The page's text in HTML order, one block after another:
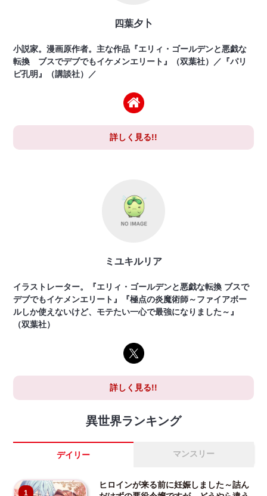
四葉夕卜
小説家。漫画原作者。主な作品『エリィ・ゴールデンと悪戯な
転換 ブスでデブでもイケメンエリート』（双葉社）／『パリ
ピ孔明』（講談社）／
詳しく見る!!
ミユキルリア
イラストレーター。『エリィ・ゴールデンと悪戯な転換 ブスで
デブでもイケメンエリート』『極点の炎魔術師～ファイアボー
ルしか使えないけど、モテたい一心で最強になりました～』
（双葉社）
詳しく見る!!
異世界ランキング
デイリー マンスリー
1
ヒロインが来る前に妊娠しました～詰ん